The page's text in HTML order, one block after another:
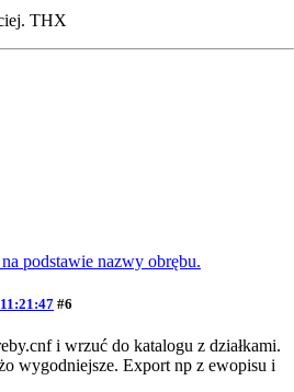
THX
podstawie nazwy obrębu.
#6
i wrzuć do katalogu z działkami.
wygodniejsze. Export np z ewopisu i